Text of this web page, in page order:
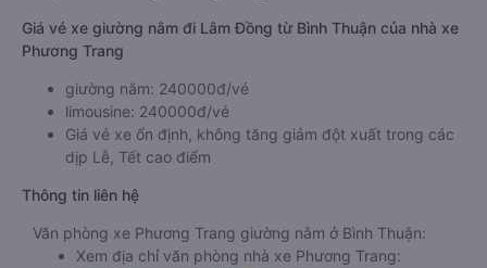
Giá vé xe giường nằm đi Lâm Đồng từ Bình Thuận của nhà xe
Phương Trang
giường nằm: 240000đ/vé
limousine: 240000đ/vé
Giá vé xe ổn định, không tăng giảm đột xuất trong các
dịp Lễ, Tết cao điểm
Thông tin liên hệ
Văn phòng xe Phương Trang giường nằm ở Bình Thuận:
Xem địa chỉ văn phòng nhà xe Phương Trang: